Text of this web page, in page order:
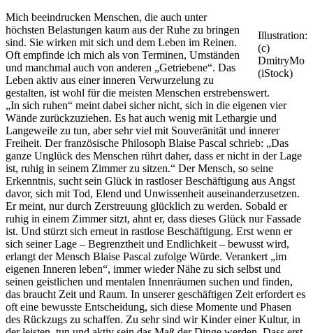
Illustration:
(c)
DmitryMo
(iStock)
Mich beeindrucken Menschen, die auch unter
höchsten Belastungen kaum aus der Ruhe zu bringen
sind. Sie wirken mit sich und dem Leben im Reinen.
Oft empfinde ich mich als von Terminen, Umständen
und manchmal auch von anderen „Getriebene“. Das
Leben aktiv aus einer inneren Verwurzelung zu
gestalten, ist wohl für die meisten Menschen erstrebenswert.
„In sich ruhen“ meint dabei sicher nicht, sich in die eigenen vier
Wände zurückzuziehen. Es hat auch wenig mit Lethargie und
Langeweile zu tun, aber sehr viel mit Souveränität und innerer
Freiheit. Der französische Philosoph Blaise Pascal schrieb: „Das
ganze Unglück des Menschen rührt daher, dass er nicht in der Lage
ist, ruhig in seinem Zimmer zu sitzen.“ Der Mensch, so seine
Erkenntnis, sucht sein Glück in rastloser Beschäftigung aus Angst
davor, sich mit Tod, Elend und Unwissenheit auseinanderzusetzen.
Er meint, nur durch Zerstreuung glücklich zu werden. Sobald er
ruhig in einem Zimmer sitzt, ahnt er, dass dieses Glück nur Fassade
ist. Und stürzt sich erneut in rastlose Beschäftigung. Erst wenn er
sich seiner Lage – Begrenztheit und Endlichkeit – bewusst wird,
erlangt der Mensch Blaise Pascal zufolge Würde. Verankert „im
eigenen Inneren leben“, immer wieder Nähe zu sich selbst und
seinen geistlichen und mentalen Innenräumen suchen und finden,
das braucht Zeit und Raum. In unserer geschäftigen Zeit erfordert es
oft eine bewusste Entscheidung, sich diese Momente und Phasen
des Rückzugs zu schaffen. Zu sehr sind wir Kinder einer Kultur, in